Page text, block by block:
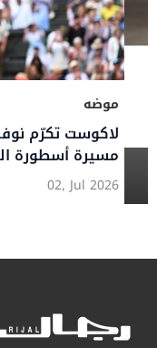
موضه
لاكوست تكرّم
مسيرة أسطورة
02, Jul 2026